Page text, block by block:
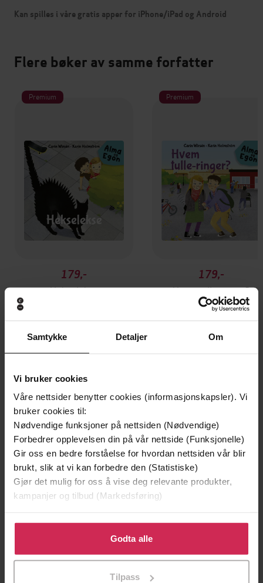
Samtykke Detaljer Om
Vi bruker cookies
Våre nettsider benytter cookies (informasjonskapsler). Vi
bruker cookies til:
Nødvendige funksjoner på nettsiden (Nødvendige)
Forbedrer opplevelsen din på vår nettside (Funksjonelle)
Gir oss en bedre forståelse for hvordan nettsiden vår blir
brukt, slik at vi kan forbedre den (Statistiske)
Gjør det mulig for oss å vise deg relevante produkter,
kampanjer og tilbud (Markedsføring)
Klikk på «Godta alle» for å gi oss ditt samtykke til å
bruke cookies for alle disse formålene. Du kan også
tilpasse ditt samtykke til spesifikke formål ved å klikke
Godta alle
Tilpass
Kan spilles i våre gratis apper for iPhone/iPad og Android
Flere bøker av samme forfatter
Premium
179,-
Hekselekse
Premium
179,-
Hvem tulle-ringer?
Carin Wirsén
Andre har også kjøpt
Premium
Vinner av Rivertonprisen
Første gang på tilbud